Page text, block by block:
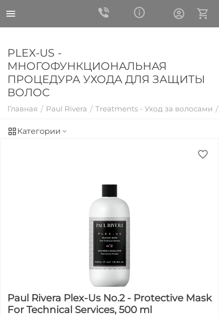
PLEX-US -
МНОГОФУНКЦИОНАЛЬНАЯ
ПРОЦЕДУРА УХОДА ДЛЯ ЗАЩИТЫ
ВОЛОС
Главная / Paul Rivera / Treatments - Уход за волосами /
Категории
Paul Rivera Plex-Us No.2 - Protective Mask
For Technical Services, 500 ml